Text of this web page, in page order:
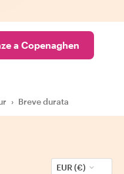
a Copenaghen
› Breve durata
EUR (€)